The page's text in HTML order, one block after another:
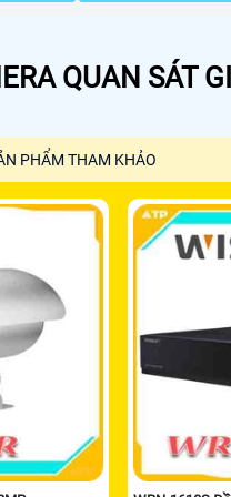
QUAN SÁT
PHẨM THAM KHẢO